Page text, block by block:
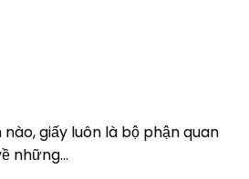
giấy luôn là bộ phận quan
những...